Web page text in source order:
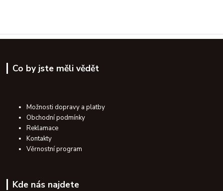
Co by jste měli vědět
Možnosti dopravy a platby
Obchodní podmínky
Reklamace
Kontakty
Věrnostní program
Kde nás najdete